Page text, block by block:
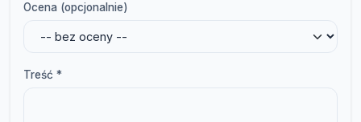
Ocena (opcjonalnie)
Treść *